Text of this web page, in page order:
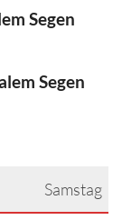
Segen
Segen
Samstag